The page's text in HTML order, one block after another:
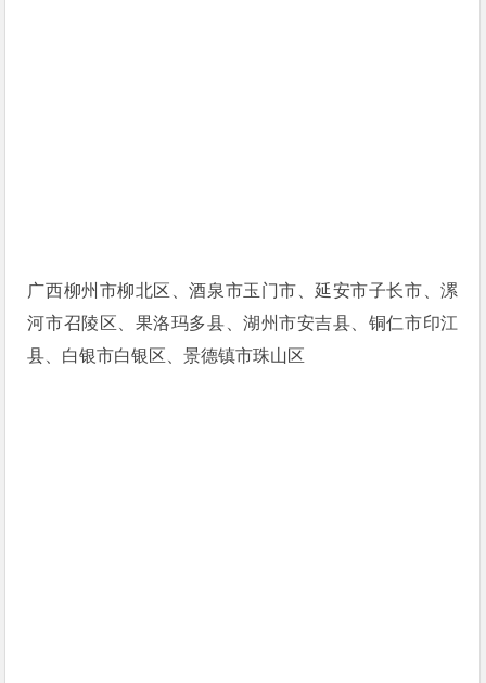
广西柳州市柳北区、酒泉市玉门市、延安市子长市、漯
河市召陵区、果洛玛多县、湖州市安吉县、铜仁市印江
县、白银市白银区、景德镇市珠山区